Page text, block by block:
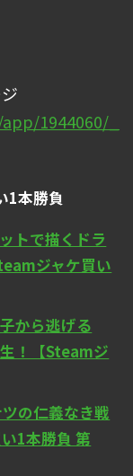
1944060/_
1本勝負
トで描くドラ
ジャケ買い
から逃げる
！【Steamジ
の仁義なき戦
1本勝負 第